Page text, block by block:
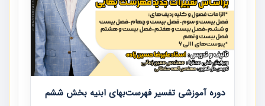
دوره آموزشی تفسیر فهرست‌بهای ابنیه بخش ششم